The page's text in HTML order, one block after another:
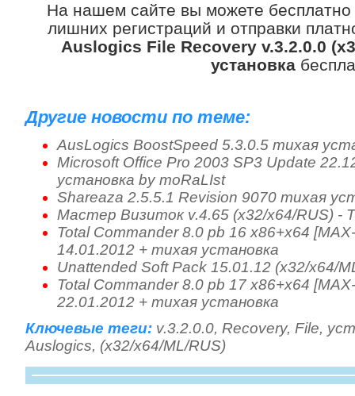
На нашем сайте вы можете бесплатно
лишних регистраций и отправки
Auslogics File Recovery v.3.2.0.0
установка
Другие новости по теме:
AusLogics BoostSpeed 5.3.0.5 тихая
Microsoft Office Pro 2003 SP3 Update
установка by moRaLIst
Shareaza 2.5.5.1 Revision 9070 тихая
Мастер Визиток v.4.65 (x32/x64/RUS) -
Total Commander 8.0 pb 16 x86+x64
14.01.2012 + тихая установка
Unattended Soft Pack 15.01.12 (x32/x64/
Total Commander 8.0 pb 17 x86+x64
22.01.2012 + тихая установка
Ключевые теги: v.3.2.0.0, Recovery, File,
Auslogics, (x32/x64/ML/RUS)